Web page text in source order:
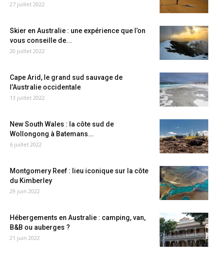
27 juillet 2022
Skier en Australie : une expérience que l’on
vous conseille de...
20 juillet 2022
Cape Arid, le grand sud sauvage de
l’Australie occidentale
13 juillet 2022
New South Wales : la côte sud de
Wollongong à Batemans...
6 juillet 2022
Montgomery Reef : lieu iconique sur la côte
du Kimberley
29 juin 2022
Hébergements en Australie : camping, van,
B&B ou auberges ?
21 juin 2022